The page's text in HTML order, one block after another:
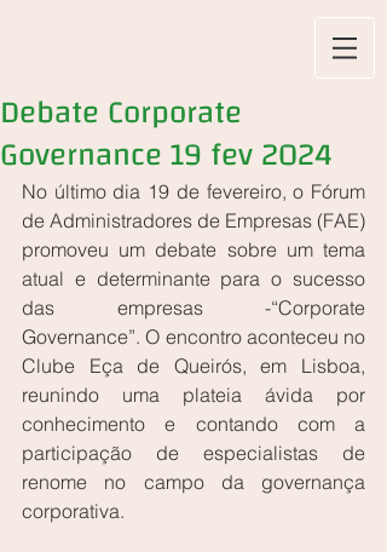
Debate Corporate
Governance 19 fev 2024
No último dia 19 de fevereiro, o Fórum
de Administradores de Empresas (FAE)
promoveu um debate sobre um tema
atual e determinante para o sucesso
das empresas -“Corporate
Governance”. O encontro aconteceu no
Clube Eça de Queirós, em Lisboa,
reunindo uma plateia ávida por
conhecimento e contando com a
participação de especialistas de
renome no campo da governança
corporativa.